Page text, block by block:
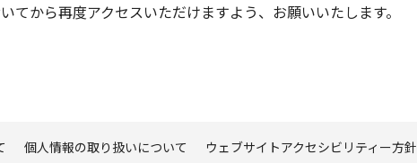
から再度アクセスいただけますよう、お願いいたします。
個人情報の取り扱いについて ウェブサイトアクセシビリティー方針